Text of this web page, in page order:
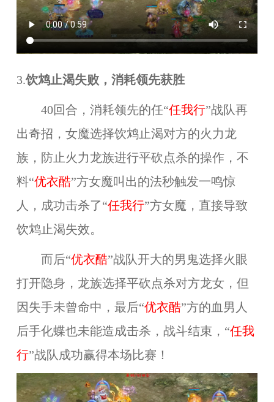
3.饮鸩止渴失败，消耗领先获胜
40回合，消耗领先的任“任我行”战队再
出奇招，女魔选择饮鸩止渴对方的火力龙
族，防止火力龙族进行平砍点杀的操作，不
料“优衣酷”方女魔叫出的法秒触发一鸣惊
人，成功击杀了“任我行”方女魔，直接导致
饮鸩止渴失效。
而后“优衣酷”战队开大的男鬼选择火眼
打开隐身，龙族选择平砍点杀对方龙女，但
因失手未曾命中，最后“优衣酷”方的血男人
后手化蝶也未能造成击杀，战斗结束，“任我
行”战队成功赢得本场比赛！